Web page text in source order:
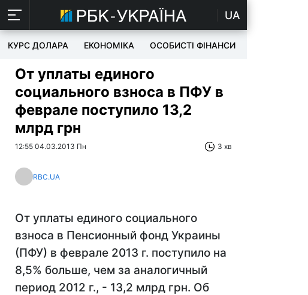
UA
КУРС ДОЛАРА ЕКОНОМІКА ОСОБИСТІ ФІНАНСИ
От уплаты единого
социального взноса в ПФУ в
феврале поступило 13,2
млрд грн
12:55 04.03.2013 Пн 3 хв
RBC.UA
От уплаты единого социального
взноса в Пенсионный фонд Украины
(ПФУ) в феврале 2013 г. поступило на
8,5% больше, чем за аналогичный
период 2012 г., - 13,2 млрд грн. Об